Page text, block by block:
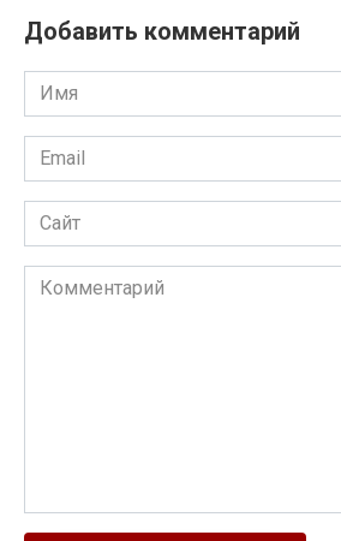
Добавить комментарий
Имя
Email
Сайт
Комментарий